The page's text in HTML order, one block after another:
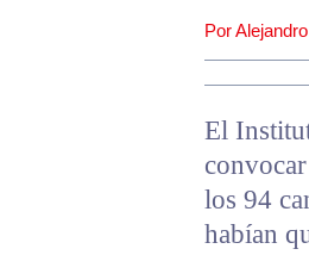
Por
El
los 94
habían